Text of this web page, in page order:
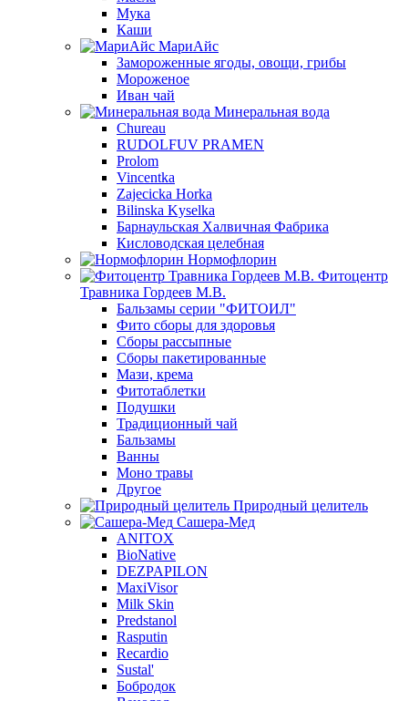
Мука
Каши
МариАйс
Замороженные ягоды, овощи, грибы
Мороженое
Иван чай
Минеральная вода
Chureau
RUDOLFUV PRAMEN
Prolom
Vincentka
Zajecicka Horka
Bilinska Kyselka
Барнаульская Халвичная Фабрика
Кисловодская целебная
Нормофлорин
Фитоцентр
Травника Гордеев М.В.
Бальзамы серии "ФИТОИЛ"
Фито сборы для здоровья
Сборы рассыпные
Сборы пакетированные
Мази, крема
Фитотаблетки
Подушки
Традиционный чай
Бальзамы
Ванны
Моно травы
Другое
Природный целитель
Сашера-Мед
ANITOX
BioNative
DEZPAPILON
MaxiVisor
Milk Skin
Predstanol
Rasputin
Recardio
Sustal'
Бобродок